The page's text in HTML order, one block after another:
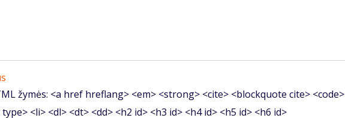
žymės: <a href hreflang> <em> <strong> <cite> <blockquote cite>
<li> <dl> <dt> <dd> <h2 id> <h3 id> <h4 id> <h5 id> <h6 id>